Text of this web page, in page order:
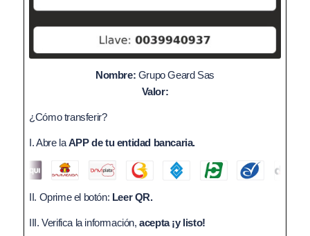
Nombre: Grupo Geard Sas
Valor:
¿Cómo transferir?
I. Abre laAPP de tu entidad bancaria.
II. Oprime el botón: Leer QR.
III. Verifica la información, acepta ¡y listo!